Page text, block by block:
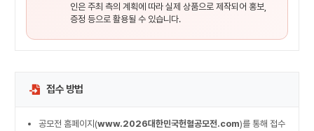
인은 주최 측의 계획에 따라 실제 상품으로 제작되어 홍보,
증정 등으로 활용될 수 있습니다.
접수 방법
공모전 홈페이지(www.2026대한민국헌혈공모전.com)를 통해 접수